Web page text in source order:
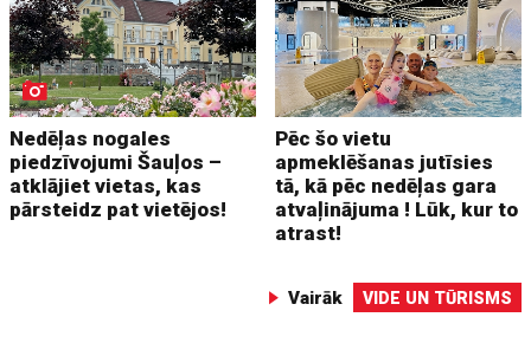
Nedēļas nogales
piedzīvojumi Šauļos –
atklājiet vietas, kas
pārsteidz pat vietējos!
Pēc šo vietu
apmeklēšanas jutīsies
tā, kā pēc nedēļas gara
atvaļinājuma ! Lūk, kur to
atrast!
Vairāk VIDE UN TŪRISMS